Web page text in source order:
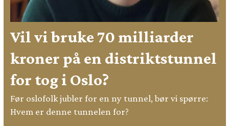
Vil vi bruke 70 milliarder
kroner på en distriktstunnel
for tog i Oslo?
Før oslofolk jubler for en ny tunnel, bør vi spørre:
Hvem er denne tunnelen for?